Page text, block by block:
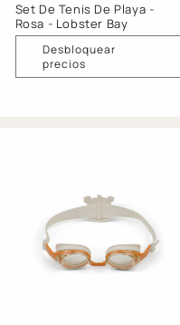
Set De Tenis De Playa -
Rosa - Lobster Bay
Desbloquear
precios